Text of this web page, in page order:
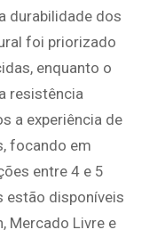
durabilidade dos
foi priorizado
enquanto o
resistência
a experiência de
focando em
entre 4 e 5
estão disponíveis
Mercado Livre e